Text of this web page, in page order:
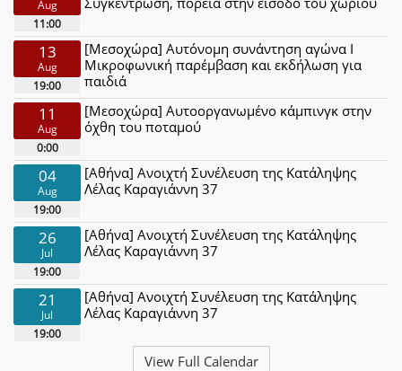
Aug
11:00
13
Aug
19:00
[Μεσοχώρα] Αυτόνομη συνάντηση αγώνα Ι
Μικροφωνική παρέμβαση και εκδήλωση για
παιδιά
11
Aug
0:00
[Μεσοχώρα] Αυτοοργανωμένο κάμπινγκ στην
όχθη του ποταμού
04
Aug
19:00
[Αθήνα] Ανοιχτή Συνέλευση της Κατάληψης
Λέλας Καραγιάννη 37
26
Jul
19:00
[Αθήνα] Ανοιχτή Συνέλευση της Κατάληψης
Λέλας Καραγιάννη 37
21
Jul
19:00
[Αθήνα] Ανοιχτή Συνέλευση της Κατάληψης
Λέλας Καραγιάννη 37
View Full Calendar